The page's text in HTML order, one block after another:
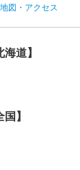
地図・アクセス
道】
】